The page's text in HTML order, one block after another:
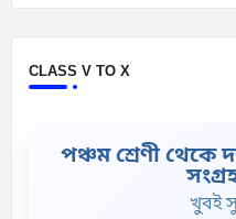
CLASS V TO X
পঞ্চম শ্রেণী থেকে
খুবই